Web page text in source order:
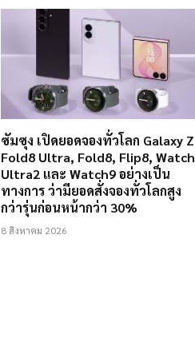
ซัมซุง เปิดยอดจองทั่วโลก Galaxy Z
Fold8 Ultra, Fold8, Flip8, Watch
Ultra2 และ Watch9 อย่างเป็น
ทางการ ว่ามียอดสั่งจองทั่วโลกสูง
กว่ารุ่นก่อนหน้ากว่า 30%
8 สิงหาคม 2026